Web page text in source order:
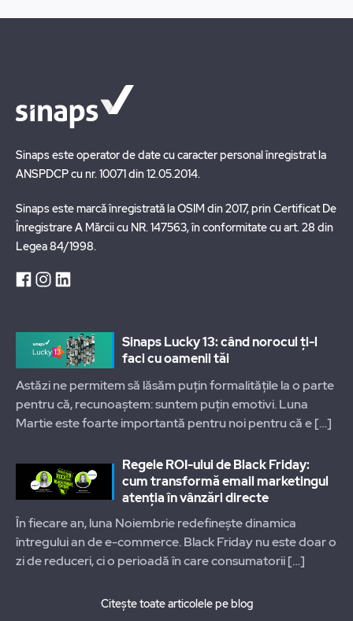
Sinaps este operator de date cu caracter personal înregistrat la
ANSPDCP cu nr. 10071 din 12.05.2014.
Sinaps este marcă înregistrată la OSIM din 2017, prin Certificat De
Înregistrare A Mărcii cu NR. 147563, în conformitate cu art. 28 din
Legea 84/1998.
Sinaps Lucky 13: când norocul ți-l
faci cu oamenii tăi
Astăzi ne permitem să lăsăm puțin formalitățile la o parte
pentru că, recunoaștem: suntem puțin emotivi. Luna
Martie este foarte importantă pentru noi pentru că e[…]
Regele ROI-ului de Black Friday:
cum transformă email marketingul
atenția în vânzări directe
În fiecare an, luna Noiembrie redefinește dinamica
întregului an de e-commerce. Black Friday nu este doar o
zi de reduceri, ci o perioadă în care consumatorii[…]
Citește toate articolele pe blog